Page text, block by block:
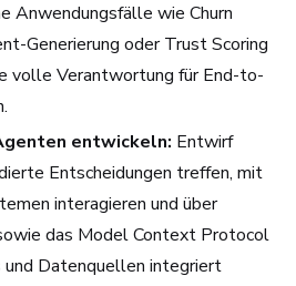
Anwendungsfälle wie Churn
Generierung oder Trust Scoring
volle Verantwortung für End-to-
entwickeln: Entwirf
Entscheidungen treffen, mit
interagieren und über
das Model Context Protocol
Datenquellen integriert